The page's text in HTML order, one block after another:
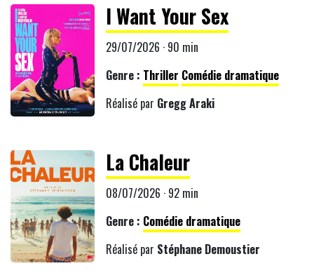
I Want Your Sex
29/07/2026 · 90 min
Genre : Thriller Comédie dramatique
Réalisé par Gregg Araki
La Chaleur
08/07/2026 · 92 min
Genre : Comédie dramatique
Réalisé par Stéphane Demoustier